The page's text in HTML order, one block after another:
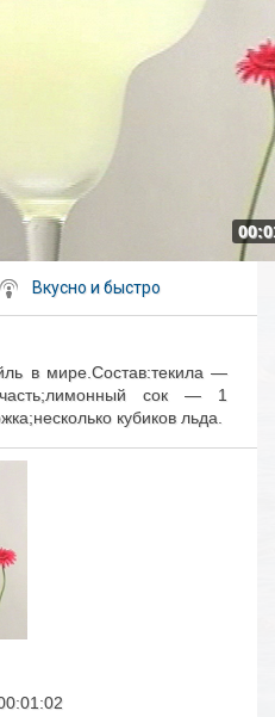
Вкусно и быстро
в мире.Состав:текила —
сок — 1
кубиков льда.